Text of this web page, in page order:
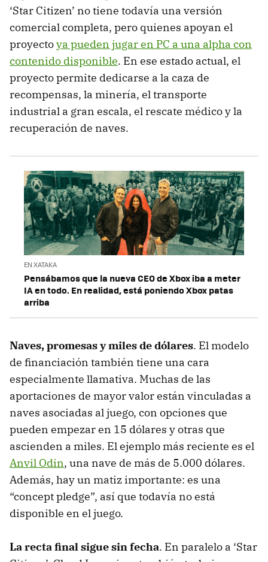
‘Star Citizen’ no tiene todavía una versión
comercial completa, pero quienes apoyan el
proyectoya pueden jugar en PC a una alpha con
contenido disponible. En ese estado actual, el
proyecto permite dedicarse a la caza de
recompensas, la minería, el transporte
industrial a gran escala, el rescate médico y la
recuperación de naves.
EN XATAKA
Pensábamos que la nueva CEO de Xbox iba a meter
IA en todo. En realidad, está poniendo Xbox patas
arriba
Naves, promesas y miles de dólares. El modelo
de financiación también tiene una cara
especialmente llamativa. Muchas de las
aportaciones de mayor valor están vinculadas a
naves asociadas al juego, con opciones que
pueden empezar en 15 dólares y otras que
ascienden a miles. El ejemplo más reciente es el
Anvil Odin, una nave de más de 5.000 dólares.
Además, hay un matiz importante: es una
“concept pledge”, así que todavía no está
disponible en el juego.
La recta final sigue sin fecha. En paralelo a ‘Star